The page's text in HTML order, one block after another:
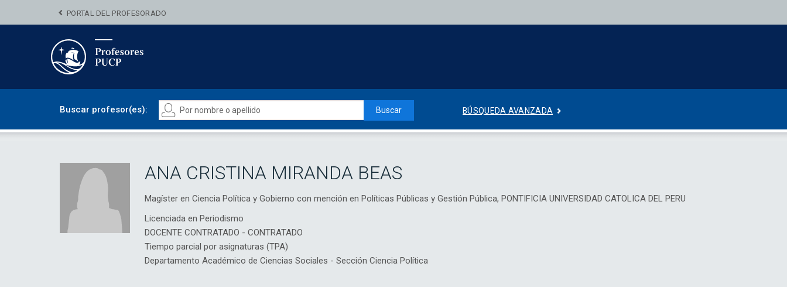
PORTAL DEL PROFESORADO
Buscar profesor(es): Buscar BÚSQUEDA AVANZADA
ANA CRISTINA MIRANDA BEAS
Magíster en Ciencia Política y Gobierno con mención en Políticas Públicas y Gestión Pública, PONTIFICIA UNIVERSIDAD CATOLICA DEL PERU
Licenciada en Periodismo
DOCENTE CONTRATADO - CONTRATADO
Tiempo parcial por asignaturas (TPA)
Departamento Académico de Ciencias Sociales - Sección Ciencia Política